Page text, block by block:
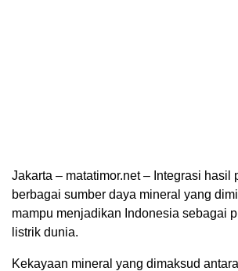
Jakarta – matatimor.net – Integrasi hasil
berbagai sumber daya mineral yang
mampu menjadikan Indonesia sebagai
listrik dunia.
Kekayaan mineral yang dimaksud